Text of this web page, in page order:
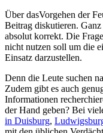
Über dasVorgehen der
Beitrag diskutieren. Ganz
absolut korrekt. Die
nicht nutzen soll um die
Einsatz darzustellen.
Denn die Leute suchen
Zudem gibt es auch
Informationen
der Hand geben? Bei
in Duisburg,